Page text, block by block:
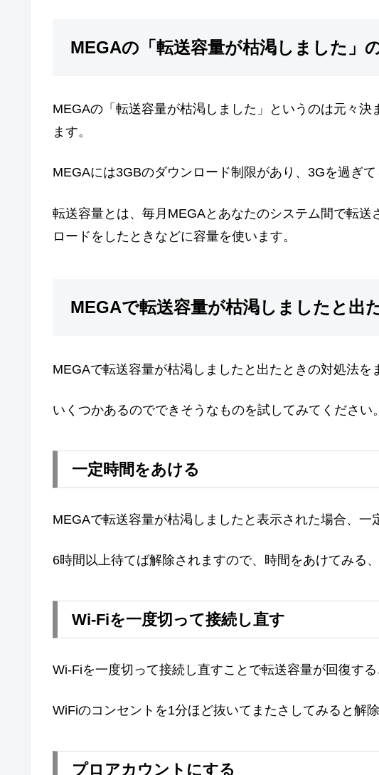
MEGAの「転送容量が枯渇しました」
MEGAの「転送容量が枯渇しました」というのは元々
ます。
MEGAには3GBのダウンロード制限があり、3Gを過ぎ
転送容量とは、毎月MEGAとあなたのシステム間で転
ロードをしたときなどに容量を使います。
MEGAで転送容量が枯渇しましたと出
MEGAで転送容量が枯渇しましたと出たときの対処法を
いくつかあるのでできそうなものを試してみてください。
一定時間をあける
MEGAで転送容量が枯渇しましたと表示された場合、一
6時間以上待てば解除されますので、時間をあけてみる
Wi-Fiを一度切って接続し直す
Wi-Fiを一度切って接続し直すことで転送容量が回復する
WiFiのコンセントを1分ほど抜いてまたさしてみると解除
プロアカウントにする